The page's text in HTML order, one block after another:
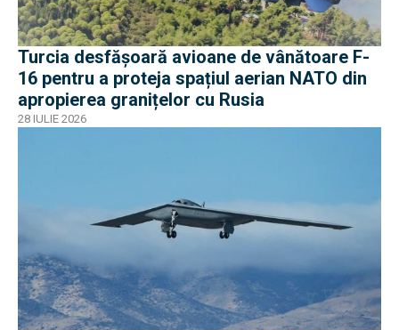
Turcia desfășoară avioane de vânătoare F-
16 pentru a proteja spațiul aerian NATO din
apropierea granițelor cu Rusia
28 IULIE 2026